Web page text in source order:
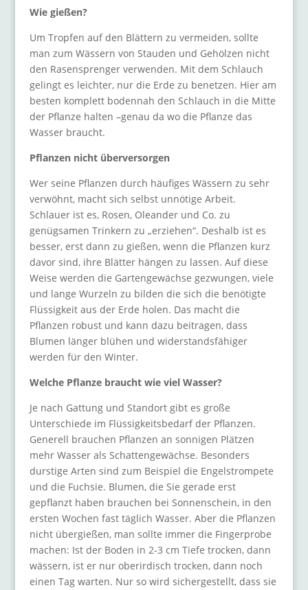
Wie gießen?
Um Tropfen auf den Blättern zu vermeiden, sollte
man zum Wässern von Stauden und Gehölzen nicht
den Rasensprenger verwenden. Mit dem Schlauch
gelingt es leichter, nur die Erde zu benetzen. Hier am
besten komplett bodennah den Schlauch in die Mitte
der Pflanze halten –genau da wo die Pflanze das
Wasser braucht.
Pflanzen nicht überversorgen
Wer seine Pflanzen durch häufiges Wässern zu sehr
verwöhnt, macht sich selbst unnötige Arbeit.
Schlauer ist es, Rosen, Oleander und Co. zu
genügsamen Trinkern zu „erziehen“. Deshalb ist es
besser, erst dann zu gießen, wenn die Pflanzen kurz
davor sind, ihre Blätter hängen zu lassen. Auf diese
Weise werden die Gartengewächse gezwungen, viele
und lange Wurzeln zu bilden die sich die benötigte
Flüssigkeit aus der Erde holen. Das macht die
Pflanzen robust und kann dazu beitragen, dass
Blumen länger blühen und widerstandsfähiger
werden für den Winter.
Welche Pflanze braucht wie viel Wasser?
Je nach Gattung und Standort gibt es große
Unterschiede im Flüssigkeitsbedarf der Pflanzen.
Generell brauchen Pflanzen an sonnigen Plätzen
mehr Wasser als Schattengewächse. Besonders
durstige Arten sind zum Beispiel die Engelstrompete
und die Fuchsie. Blumen, die Sie gerade erst
gepflanzt haben brauchen bei Sonnenschein, in den
ersten Wochen fast täglich Wasser. Aber die Pflanzen
nicht übergießen, man sollte immer die Fingerprobe
machen: Ist der Boden in 2-3 cm Tiefe trocken, dann
wässern, ist er nur oberirdisch trocken, dann noch
einen Tag warten. Nur so wird sichergestellt, dass sie